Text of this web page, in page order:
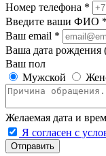
Номер телефона *
Введите ваши ФИО *
Ваш email *
Ваша дата рождения
Ваш пол
Мужской
Желаемая дата и
Я согласен с